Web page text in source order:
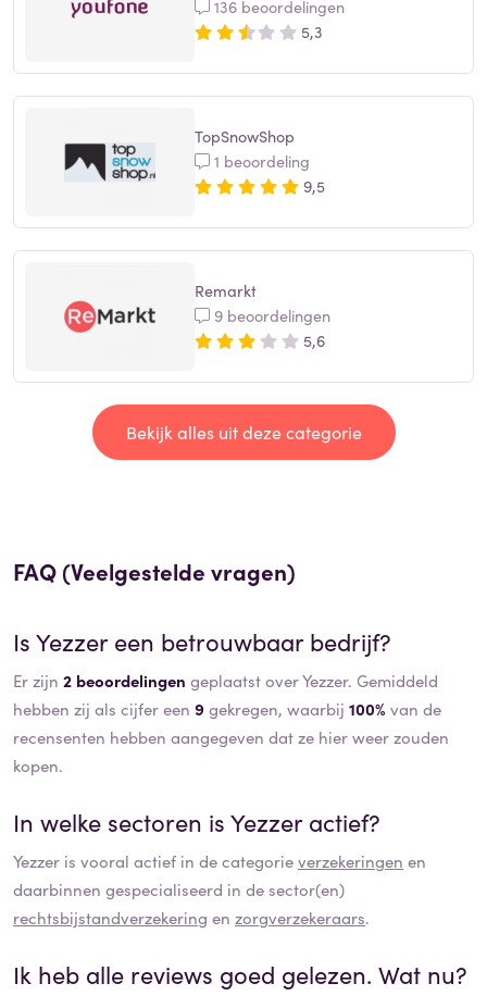
136 beoordelingen
5,3
TopSnowShop
1 beoordeling
9,5
Remarkt
9 beoordelingen
5,6
Bekijk alles uit deze categorie
FAQ (Veelgestelde vragen)
IsYezzereen betrouwbaar bedrijf?
Er zijn 2 beoordelingen geplaatst over Yezzer. Gemiddeld
hebben zij als cijfer een 9gekregen, waarbij 100% van de
recensenten hebben aangegeven dat ze hier weer zouden
kopen.
In welke sectoren isYezzeractief?
Yezzer is vooral actief in de categorieverzekeringen en
daarbinnen gespecialiseerd in de sector(en)
rechtsbijstandverzekering en zorgverzekeraars.
Ik heb alle reviews goed gelezen. Wat nu?